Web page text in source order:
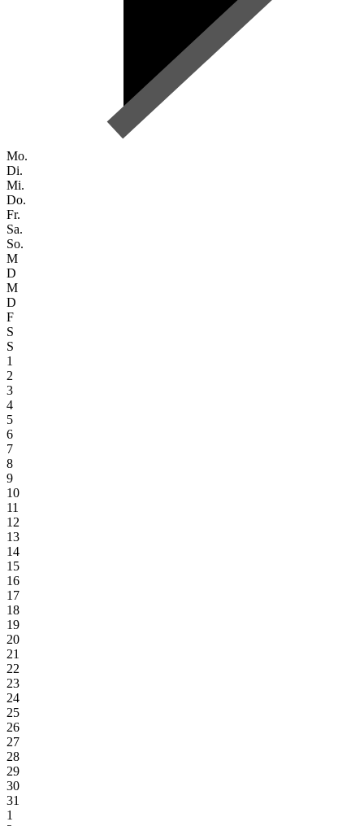
Mo.
Di.
Mi.
Do.
Fr.
Sa.
So.
M
D
M
D
F
S
S
1
2
3
4
5
6
7
8
9
10
11
12
13
14
15
16
17
18
19
20
21
22
23
24
25
26
27
28
29
30
31
1